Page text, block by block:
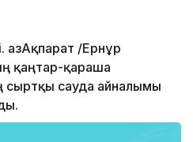
/Ернұр
қаңтар-қараша
сыртқы сауда айналымы